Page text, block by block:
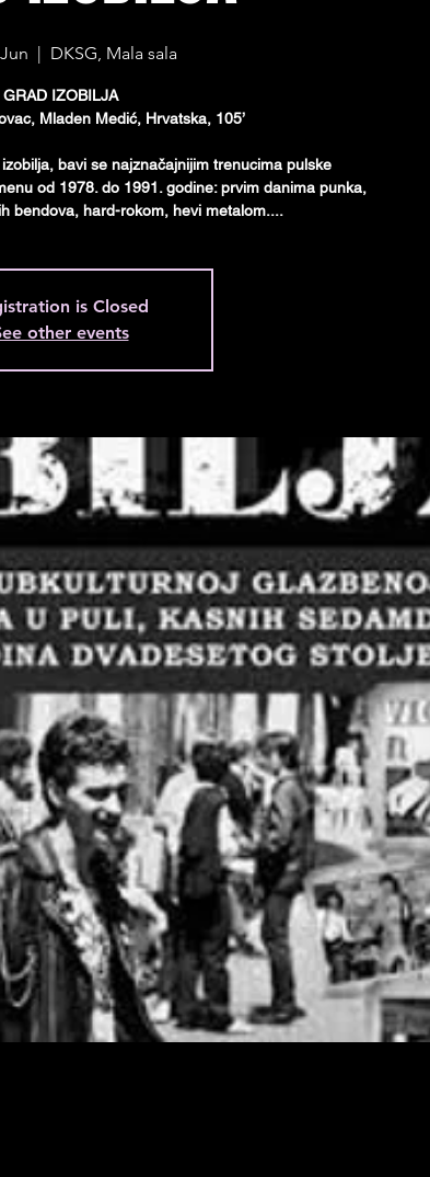
  |
DKSG, Mala sala
GRAD IZOBILJA
Mladen Medić, Hrvatska, 105’
bavi se najznačajnijim trenucima pulske
od 1978. do 1991. godine: prvim danima punka,
bendova, hard-rokom, hevi metalom....
is Closed
other events